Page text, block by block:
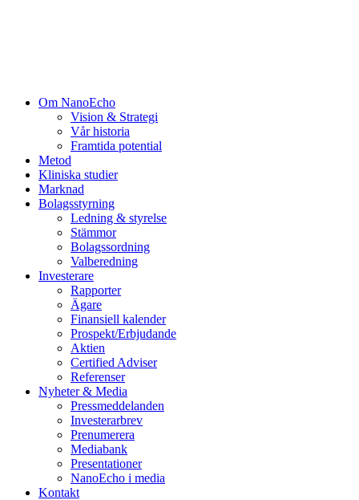
Om NanoEcho
Vision & Strategi
Vår historia
Framtida potential
Metod
Kliniska studier
Marknad
Bolagsstyrning
Ledning & styrelse
Stämmor
Bolagssordning
Valberedning
Investerare
Rapporter
Ägare
Finansiell kalender
Prospekt/Erbjudande
Aktien
Certified Adviser
Referenser
Nyheter & Media
Pressmeddelanden
Investerarbrev
Prenumerera
Mediabank
Presentationer
NanoEcho i media
Kontakt